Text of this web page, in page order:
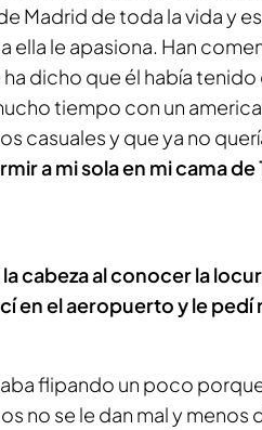
Madrid de toda la vida y
ella le apasiona. Han
ha dicho que él había
tiempo con un
casuales y que ya no
a mi sola en mi cama
cabeza al conocer la
en el aeropuerto y le
flipando un poco
no se le dan mal y menos